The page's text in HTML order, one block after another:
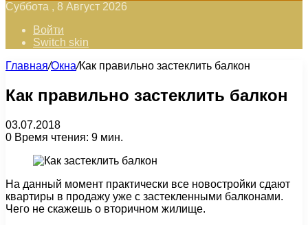
Суббота , 8 Август 2026
Войти
Switch skin
Главная/Окна/Как правильно застеклить балкон
Как правильно застеклить балкон
03.07.2018
0 Время чтения: 9 мин.
На данный момент практически все новостройки сдают
квартиры в продажу уже с застекленными балконами.
Чего не скажешь о вторичном жилище.